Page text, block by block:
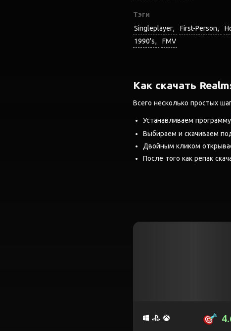
Тэги
Singleplayer
First-Person
1990's
FMV
Как скачать
Всего несколько простых
Устанавливаем программу
Выбираем и скачиваем
Двойным кликом
После того как репак